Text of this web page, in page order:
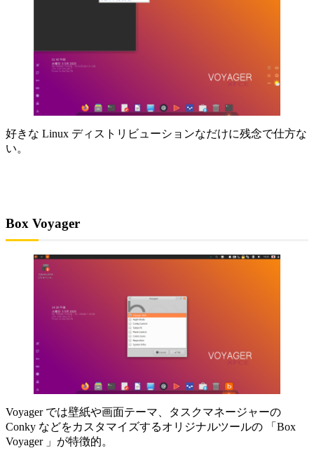
好きな Linux ディストリビューションなだけに残念で仕方な
い。
Box Voyager
Voyager では壁紙や画面テーマ、タスクマネージャーの
Conky などをカスタマイズするオリジナルツールの 「Box
Voyager 」が特徴的。